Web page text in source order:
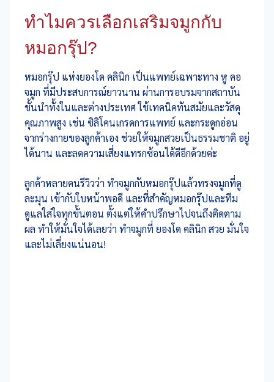
ทำไมควรเลือกเสริมจมูกกับ
หมอกรุ๊ป?
หมอกรุ๊ป แห่งยองโด คลินิก เป็นแพทย์เฉพาะทาง หู คอ
จมูก ที่มีประสบการณ์ยาวนาน ผ่านการอบรมจากสถาบัน
ชั้นนำทั้งในและต่างประเทศ ใช้เทคนิคทันสมัยและวัสดุ
คุณภาพสูง เช่น ซิลิโคนเกรดการแพทย์ และกระดูกอ่อน
จากร่างกายของลูกค้าเอง ช่วยให้จมูกสวยเป็นธรรมชาติ อยู่
ได้นาน และลดความเสี่ยงแทรกซ้อนได้ดีอีกด้วยค่ะ
ลูกค้าหลายคนรีวิวว่า ทำจมูกกับหมอกรุ๊ปแล้วทรงจมูกที่ดู
ละมุน เข้ากับใบหน้าพอดี และที่สำคัญหมอกรุ๊ปและทีม
ดูแลใส่ใจทุกขั้นตอน ตั้งแต่ให้คำปรึกษาไปจนถึงติดตาม
ผล ทำให้มั่นใจได้เลยว่า ทำจมูกที่ ยองโด คลินิก สวย มั่นใจ
และไม่เลี่ยงแน่นอน!